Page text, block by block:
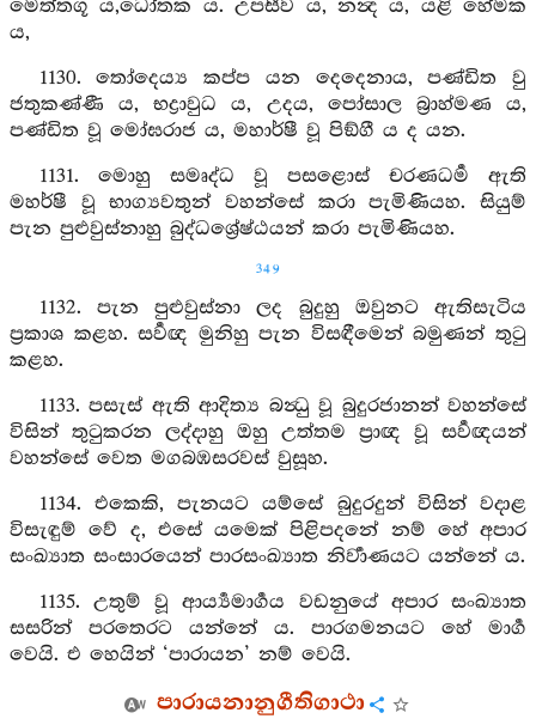
මෙත්තගූ ය,ධෝතක ය. උපසීව ය, නන්‍ද ය, යළි හේමක
ය,
1130. තෝදෙය්‍ය කප්ප යන දෙදෙනාය, පණ්ඩිත වු
ජතුකණ්ණී ය, භද්‍රාවුධ ය, උදය, පෝසාල බ්‍රාහ්මණ ය,
පණ්ඩිත වූ මෝඝරාජ ය, මහාර්ෂී වූ පිඞ්ගී ය ද යන.
1131. මොහු සමෘද්ධ වූ පසළොස් චරණධර්‍ම ඇති
මහර්ෂී වූ භාග්‍යවතුන් වහන්සේ කරා පැමිණියහ. සියුම්
පැන පුළුවුස්නාහු බුද්ධශ්‍රේෂ්ඨයන් කරා පැමිණියහ.
349
1132. පැන පුළුවුස්නා ලද බුදුහු ඔවුනට ඇතිසැටිය
ප්‍රකාශ කළහ. සර්‍වඥ මුනිහු පැන විසඳීමෙන් බමුණන් තුටු
කළහ.
1133. පසැස් ඇති ආදිත්‍ය බන්‍ධු වූ බුදුරජානන් වහන්සේ
විසින් තුටුකරන ලද්දාහු ඔහු උත්තම ප්‍රාඥ වූ සර්‍වඥයන්
වහන්සේ වෙත මගබඹසරවස් වුසූහ.
1134. එකෙකි, පැනයට යම්සේ බුදුරදුන් විසින් වදාළ
විසැඳුම් වේ ද, එසේ යමෙක් පිළිපදනේ නම් හේ අපාර
සංඛ්‍යාත සංසාරයෙන් පාරසංඛ්‍යාත නිර්‍වාණයට යන්නේ ය.
1135. උතුම් වූ ආර්‍ය්‍යමාර්‍ගය වඩනුයේ අපාර සංඛ්‍යාත
සසරින් පරතෙරට යන්නේ ය. පාරගමනයට හේ මාර්‍ග
වෙයි. එ හෙයින් ‘පාරායන’ නම් වෙයි.
පාරායනානුගීතිගාථා